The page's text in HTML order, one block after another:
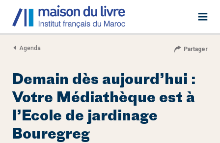
Agenda Partager
Demain dès aujourd’hui :
Votre Médiathèque est à
l’Ecole de jardinage
Bouregreg